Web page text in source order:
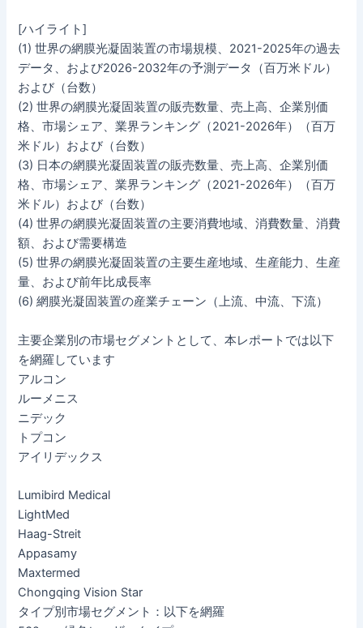
[ハイライト]
(1) 世界の網膜光凝固装置の市場規模、2021-2025年の過去
データ、および2026-2032年の予測データ（百万米ドル）
および（台数）
(2) 世界の網膜光凝固装置の販売数量、売上高、企業別価
格、市場シェア、業界ランキング（2021-2026年）（百万
米ドル）および（台数）
(3) 日本の網膜光凝固装置の販売数量、売上高、企業別価
格、市場シェア、業界ランキング（2021-2026年）（百万
米ドル）および（台数）
(4) 世界の網膜光凝固装置の主要消費地域、消費数量、消費
額、および需要構造
(5) 世界の網膜光凝固装置の主要生産地域、生産能力、生産
量、および前年比成長率
(6) 網膜光凝固装置の産業チェーン（上流、中流、下流）
主要企業別の市場セグメントとして、本レポートでは以下
を網羅しています
アルコン
ルーメニス
ニデック
トプコン
アイリデックス
Lumibird Medical
LightMed
Haag-Streit
Appasamy
Maxtermed
Chongqing Vision Star
タイプ別市場セグメント：以下を網羅